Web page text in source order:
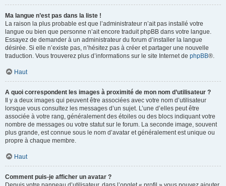
Ma langue n’est pas dans la liste !
La raison la plus probable est que l’administrateur n’ait pas installé votre
langue ou bien que personne n’ait encore traduit phpBB dans votre langue.
Essayez de demander à un administrateur du forum d’installer la langue
désirée. Si elle n’existe pas, n’hésitez pas à créer et partager une nouvelle
traduction. Vous trouverez plus d’informations sur le site Internet de phpBB®.
Haut
A quoi correspondent les images à proximité de mon nom d’utilisateur ?
Il y a deux images qui peuvent être associées avec votre nom d’utilisateur
lorsque vous consultez les messages d’un sujet. L’une d’elles peut être
associée à votre rang, généralement des étoiles ou des blocs indiquant votre
nombre de messages ou votre statut sur le forum. La seconde image, souvent
plus grande, est connue sous le nom d’avatar et généralement est unique ou
propre à chaque membre.
Haut
Comment puis-je afficher un avatar ?